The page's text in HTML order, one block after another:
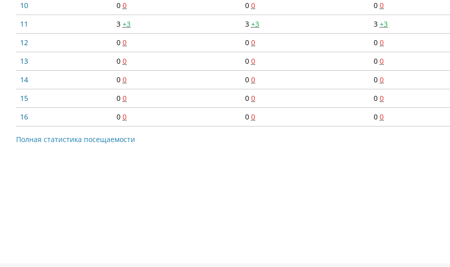
10
0 0 0 0 0 0
11
3 +3 3 +3 3 +3
12
0 0 0 0 0 0
13
0 0 0 0 0 0
14
0 0 0 0 0 0
15
0 0 0 0 0 0
16
0 0 0 0 0 0
Полная статистика посещаемости